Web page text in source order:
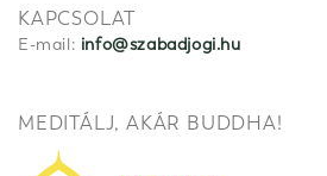
KAPCSOLAT
E-mail: info@szabadjogi.hu
MEDITÁLJ, AKÁR BUDDHA!